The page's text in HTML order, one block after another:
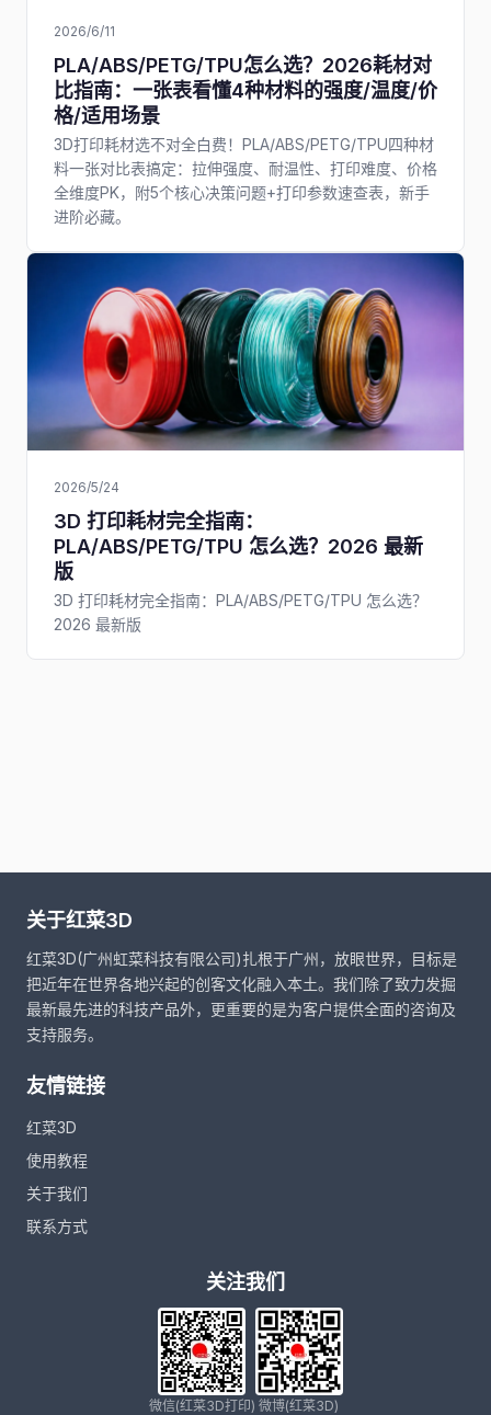
2026/6/11
PLA/ABS/PETG/TPU怎么选？2026耗材对
比指南：一张表看懂4种材料的强度/温度/价
格/适用场景
3D打印耗材选不对全白费！PLA/ABS/PETG/TPU四种材
料一张对比表搞定：拉伸强度、耐温性、打印难度、价格
全维度PK，附5个核心决策问题+打印参数速查表，新手
进阶必藏。
2026/5/24
3D 打印耗材完全指南：
PLA/ABS/PETG/TPU 怎么选？2026 最新
版
3D 打印耗材完全指南：PLA/ABS/PETG/TPU 怎么选？
2026 最新版
关于红菜3D
红菜3D(广州虹菜科技有限公司)扎根于广州，放眼世界，目标是
把近年在世界各地兴起的创客文化融入本土。我们除了致力发掘
最新最先进的科技产品外，更重要的是为客户提供全面的咨询及
支持服务。
友情链接
红菜3D
使用教程
关于我们
联系方式
关注我们
微信(红菜3D打印) 微博(红菜3D)